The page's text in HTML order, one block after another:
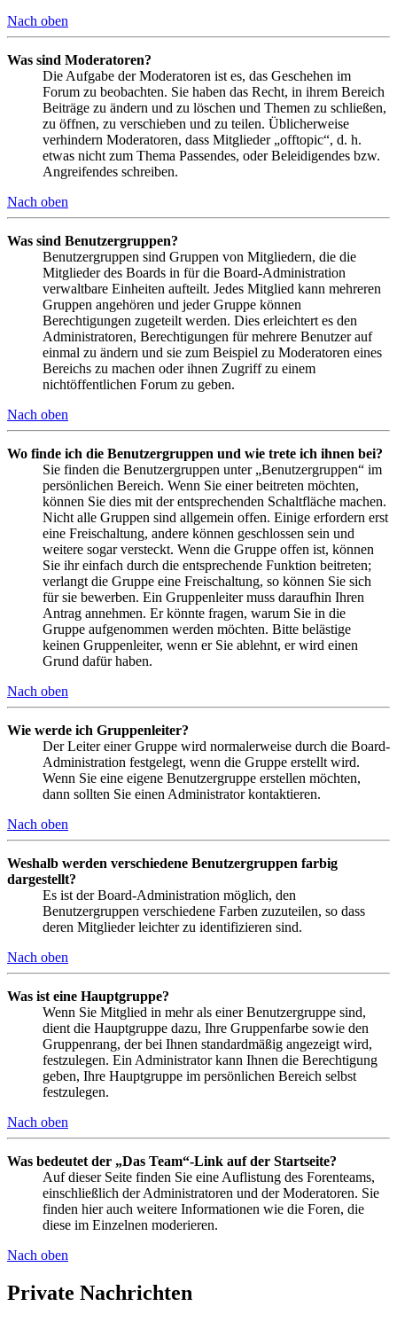
Nach oben
Was sind Moderatoren?
Die Aufgabe der Moderatoren ist es, das Geschehen im
Forum zu beobachten. Sie haben das Recht, in ihrem Bereich
Beiträge zu ändern und zu löschen und Themen zu schließen,
zu öffnen, zu verschieben und zu teilen. Üblicherweise
verhindern Moderatoren, dass Mitglieder „offtopic“, d. h.
etwas nicht zum Thema Passendes, oder Beleidigendes bzw.
Angreifendes schreiben.
Nach oben
Was sind Benutzergruppen?
Benutzergruppen sind Gruppen von Mitgliedern, die die
Mitglieder des Boards in für die Board-Administration
verwaltbare Einheiten aufteilt. Jedes Mitglied kann mehreren
Gruppen angehören und jeder Gruppe können
Berechtigungen zugeteilt werden. Dies erleichtert es den
Administratoren, Berechtigungen für mehrere Benutzer auf
einmal zu ändern und sie zum Beispiel zu Moderatoren eines
Bereichs zu machen oder ihnen Zugriff zu einem
nichtöffentlichen Forum zu geben.
Nach oben
Wo finde ich die Benutzergruppen und wie trete ich ihnen bei?
Sie finden die Benutzergruppen unter „Benutzergruppen“ im
persönlichen Bereich. Wenn Sie einer beitreten möchten,
können Sie dies mit der entsprechenden Schaltfläche machen.
Nicht alle Gruppen sind allgemein offen. Einige erfordern erst
eine Freischaltung, andere können geschlossen sein und
weitere sogar versteckt. Wenn die Gruppe offen ist, können
Sie ihr einfach durch die entsprechende Funktion beitreten;
verlangt die Gruppe eine Freischaltung, so können Sie sich
für sie bewerben. Ein Gruppenleiter muss daraufhin Ihren
Antrag annehmen. Er könnte fragen, warum Sie in die
Gruppe aufgenommen werden möchten. Bitte belästige
keinen Gruppenleiter, wenn er Sie ablehnt, er wird einen
Grund dafür haben.
Nach oben
Wie werde ich Gruppenleiter?
Der Leiter einer Gruppe wird normalerweise durch die Board-
Administration festgelegt, wenn die Gruppe erstellt wird.
Wenn Sie eine eigene Benutzergruppe erstellen möchten,
dann sollten Sie einen Administrator kontaktieren.
Nach oben
Weshalb werden verschiedene Benutzergruppen farbig
dargestellt?
Es ist der Board-Administration möglich, den
Benutzergruppen verschiedene Farben zuzuteilen, so dass
deren Mitglieder leichter zu identifizieren sind.
Nach oben
Was ist eine Hauptgruppe?
Wenn Sie Mitglied in mehr als einer Benutzergruppe sind,
dient die Hauptgruppe dazu, Ihre Gruppenfarbe sowie den
Gruppenrang, der bei Ihnen standardmäßig angezeigt wird,
festzulegen. Ein Administrator kann Ihnen die Berechtigung
geben, Ihre Hauptgruppe im persönlichen Bereich selbst
festzulegen.
Nach oben
Was bedeutet der „Das Team“-Link auf der Startseite?
Auf dieser Seite finden Sie eine Auflistung des Forenteams,
einschließlich der Administratoren und der Moderatoren. Sie
finden hier auch weitere Informationen wie die Foren, die
diese im Einzelnen moderieren.
Nach oben
Private Nachrichten